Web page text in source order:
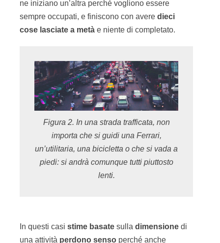
ne iniziano un’altra perché vogliono essere
sempre occupati, e finiscono con avere dieci
cose lasciate a metà e niente di completato.
Figura 2. In una strada trafficata, non
importa che si guidi una Ferrari,
un’utilitaria, una bicicletta o che si vada a
piedi: si andrà comunque tutti piuttosto
lenti.
In questi casi stime basate sulla dimensione di
una attività perdono senso perché anche